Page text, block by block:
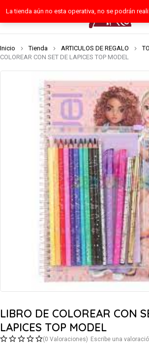
La tienda aún no esta operativa, no se podrán
Inicio Tienda ARTICULOS DE REGALO
COLOREAR CON SET DE LAPICES TOP MODEL
LIBRO DE COLOREAR CON
LAPICES TOP MODEL
(0 Valoraciones) Escribe una